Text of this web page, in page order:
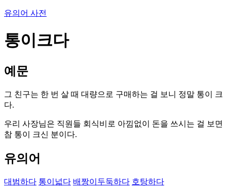
유의어 사전
통이크다
예문
그 친구는 한 번 살 때 대량으로 구매하는 걸 보니 정말 통이 크
다.
우리 사장님은 직원들 회식비로 아낌없이 돈을 쓰시는 걸 보면
참 통이 크신 분이다.
유의어
대범하다 통이넓다 배짱이두둑하다 호탕하다